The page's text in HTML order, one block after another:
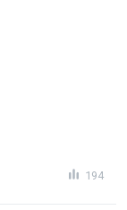
194